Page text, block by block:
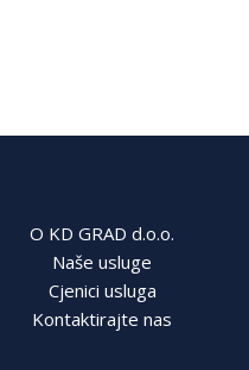
O KD GRAD d.o.o.
Naše usluge
Cjenici usluga
Kontaktirajte nas